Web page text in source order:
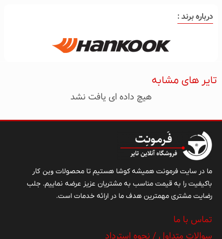
درباره برند :
تایر های مشابه
هیچ داده ای یافت نشد
ما در سایت فرمونت همیشه کوشا هستیم تا محصولات وین کار
باکیفیت را به قیمت مناسب به مشتریان عزیز عرضه نماییم. جلب
رضایت مشتری مهمترین هدف ما در ارائه خدمات است.
تماس با ما
سوالات متداول / نحوه استرداد